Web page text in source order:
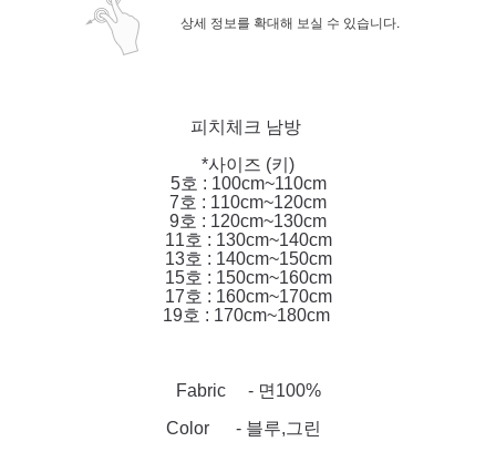
상세 정보를 확대해 보실 수 있습니다.
피치체크 남방
*사이즈 (키)
5호 : 100cm~110cm
7호 : 110cm~120cm
9호 : 120cm~130cm
11호 : 130cm~140cm
13호 : 140cm~150cm
15호 : 150cm~160cm
17호 : 160cm~170cm
19호 : 170cm~180cm
Fabric - 면100%
Color - 블루,그린